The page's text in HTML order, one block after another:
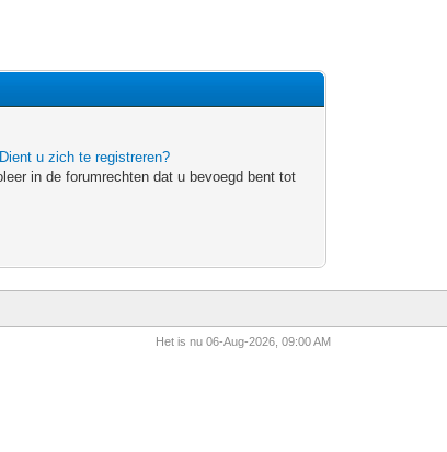
Dient u zich te registreren?
in de forumrechten dat u bevoegd bent tot
Het is nu 06-Aug-2026, 09:00 AM